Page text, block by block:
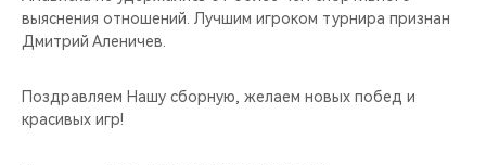
НАШИ МЕРОПРИЯТИЯ
ВИДЕООБЗОРЫ
выяснения отношений. Лучшим игроком турнира признан
Дмитрий Аленичев.
Поздравляем Нашу сборную, желаем новых побед и
красивых игр!